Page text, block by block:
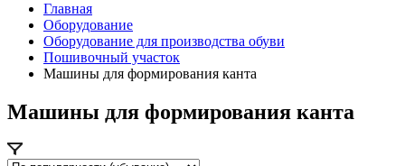
Главная
Оборудование
Оборудование для производства обуви
Пошивочный участок
Машины для формирования канта
Машины для формирования канта